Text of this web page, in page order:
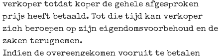
verkoper totdat koper de gehele afgesproken
prijs heeft betaald. Tot die tijd kan verkoper
zich beroepen op zijn eigendomsvoorbehoud en de
zaken terugnemen.
Indien de overeengekomen vooruit te betalen